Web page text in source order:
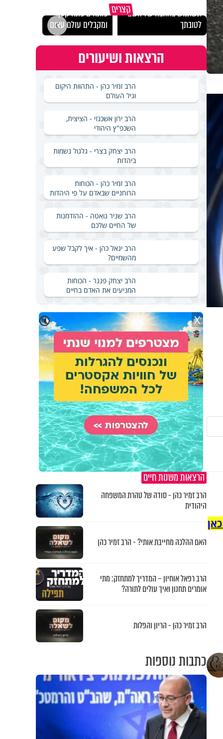
קצריםתשתמש באהבה של השם
לטובתך
פותחים פתח קטן -
ומקבלים עולם עצום
הרצאות ושיעורים
הרב זמיר כהן - התהוות היקום
וגיל העולם
הרב ירון אשכנזי - הציצית,
השכפ"ץ היהודי
הרב יצחק בצרי - גלגול נשמות
ביהדות
הרב זמיר כהן - הכוחות
הרוחניים שבאדם על פי היהדות
הרב שניר גואטה - ההזדמנות
של החיים שלכם
הרב יגאל כהן - איך לקבל שפע
מהשמיים?
הרב יצחק פנגר - הכוחות
המניעים את האדם בחיים
🔇 X
הרצאות משנות חיים
הרב זמיר כהן - סודה של טהרת המשפחה
היהודית
האם ההלכה מחייבת אותי? - הרב זמיר כהן
הרב רפאל אוחיון – המדריך למתחזק: מתי
אומרים תחנון ואיך עולים לתורה?
הרב זמיר כהן - הריון והפלות
כתבות נוספות